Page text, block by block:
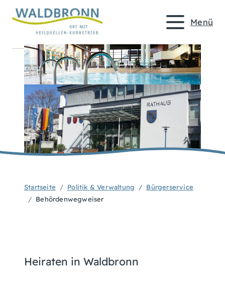
Menü
Startseite Politik & Verwaltung
Bürgerservice
Behördenwegweiser
Heiraten in Waldbronn